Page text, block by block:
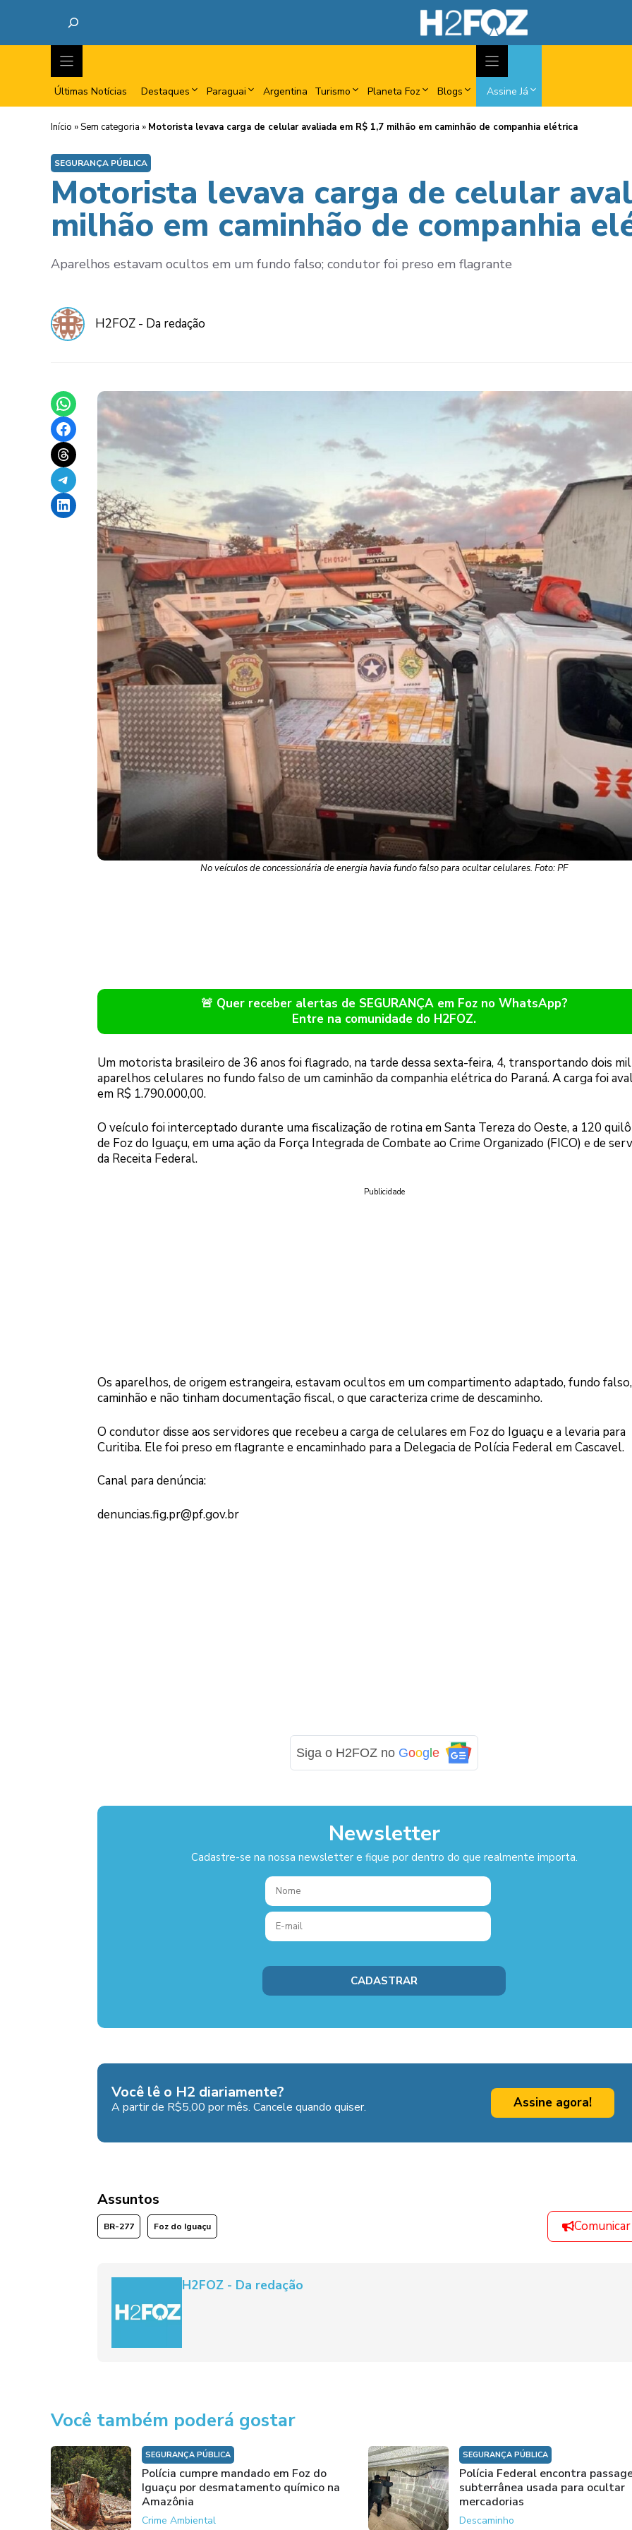
Últimas Notícias Destaques Paraguai Argentina Turismo Planeta Foz Blogs Assine Já
Início »Sem categoria » Motorista levava carga de celular avaliada em R$ 1,7 milhão em caminhão de companhia elétrica
SEGURANÇA PÚBLICA
Motorista levava carga de celular
milhão em caminhão de companhia
Aparelhos estavam ocultos em um fundo falso; condutor foi preso em flagrante
H2FOZ - Da redação
Share on WhatsApp
Share on Facebook
Share on Threads
Share on Telegram
Share on LinkedIn
No veículos de concessionária de energia havia fundo falso para ocultar celulares. Foto: PF
🚨 Quer receber alertas de SEGURANÇA em Foz no WhatsApp?
Entre na comunidade do H2FOZ.
Um motorista brasileiro de 36 anos foi flagrado, na tarde dessa sexta-feira, 4, transportando dois mil
aparelhos celulares no fundo falso de um caminhão da companhia elétrica do Paraná. A carga foi
em R$ 1.790.000,00.
O veículo foi interceptado durante uma fiscalização de rotina em Santa Tereza do Oeste, a 120
de Foz do Iguaçu, em uma ação da Força Integrada de Combate ao Crime Organizado (FICO) e de
da Receita Federal.
Publicidade
Os aparelhos, de origem estrangeira, estavam ocultos em um compartimento adaptado, fundo
caminhão e não tinham documentação fiscal, o que caracteriza crime de descaminho.
O condutor disse aos servidores que recebeu a carga de celulares em Foz do Iguaçu e a levaria para
Curitiba. Ele foi preso em flagrante e encaminhado para a Delegacia de Polícia Federal em Cascavel.
Canal para denúncia:
denuncias.fig.pr@pf.gov.br
Siga o H2FOZ no Google
Newsletter
Cadastre-se na nossa newsletter e fique por dentro do que realmente importa.
Você lê o H2 diariamente?
A partir de R$5,00 por mês. Cancele quando quiser. Assine agora!
Assuntos
BR-277 Foz do Iguaçu
H2FOZ - Da redação
Você também poderá gostar
SEGURANÇA PÚBLICA
Polícia cumpre mandado em Foz do
Iguaçu por desmatamento químico na
Amazônia
Crime Ambiental
SEGURANÇA PÚBLICA
Polícia Federal encontra
subterrânea usada para ocultar
mercadorias
Descaminho